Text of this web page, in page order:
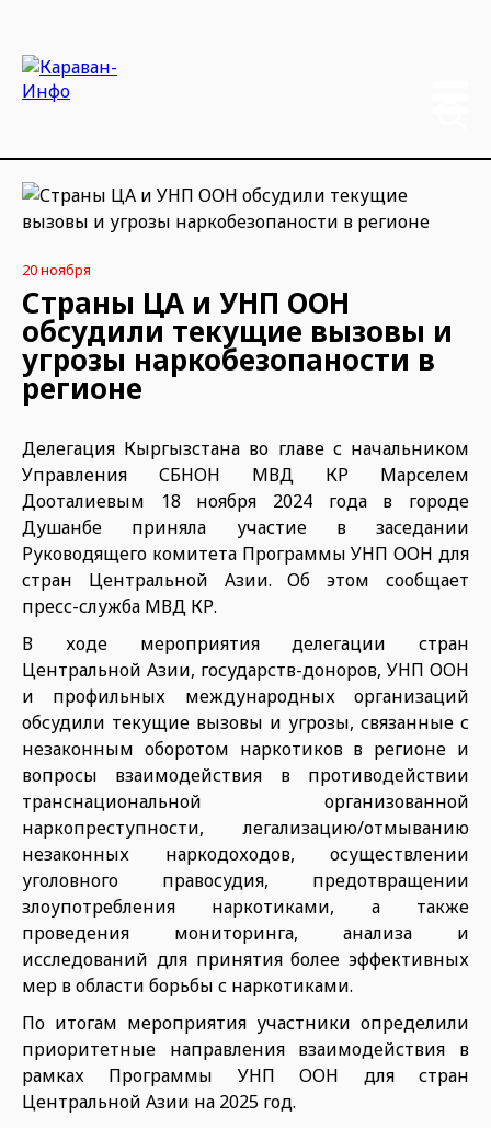
20 ноября
Страны ЦА и УНП ООН
обсудили текущие вызовы и
угрозы наркобезопаности в
регионе
Делегация Кыргызстана во главе с начальником
Управления СБНОН МВД КР Марселем
Дооталиевым 18 ноября 2024 года в городе
Душанбе приняла участие в заседании
Руководящего комитета Программы УНП ООН для
стран Центральной Азии. Об этом сообщает
пресс-служба МВД КР.
В ходе мероприятия делегации стран
Центральной Азии, государств-доноров, УНП ООН
и профильных международных организаций
обсудили текущие вызовы и угрозы, связанные с
незаконным оборотом наркотиков в регионе и
вопросы взаимодействия в противодействии
транснациональной организованной
наркопреступности, легализацию/отмыванию
незаконных наркодоходов, осуществлении
уголовного правосудия, предотвращении
злоупотребления наркотиками, а также
проведения мониторинга, анализа и
исследований для принятия более эффективных
мер в области борьбы с наркотиками.
По итогам мероприятия участники определили
приоритетные направления взаимодействия в
рамках Программы УНП ООН для стран
Центральной Азии на 2025 год.